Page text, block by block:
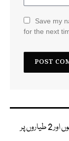
Save my
for the next
امریکا نے ایران سے منسلک 3 کمپنیوں اور 2 طیاروں پر